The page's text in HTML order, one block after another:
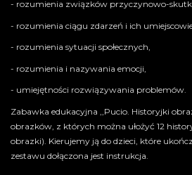
- rozumienia związków przyczynowo-
- rozumienia ciągu zdarzeń i ich
- rozumienia sytuacji społecznych,
- rozumienia i nazywania emocji,
- umiejętności rozwiązywania problemów.
Zabawka edukacyjna ,,Pucio. Historyjki
obrazków, z których można ułożyć 12
obrazki). Kierujemy ją do dzieci, które
zestawu dołączona jest instrukcja.